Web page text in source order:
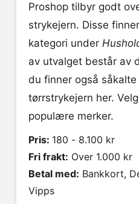
Proshop tilbyr godt
strykejern. Disse
kategori under
av utvalget består av
du finner også såkalte
tørrstrykejern her.
populære merker.
Pris: 180 - 8.100 kr
Fri frakt: Over 1.000 kr
Betal med:
Vipps